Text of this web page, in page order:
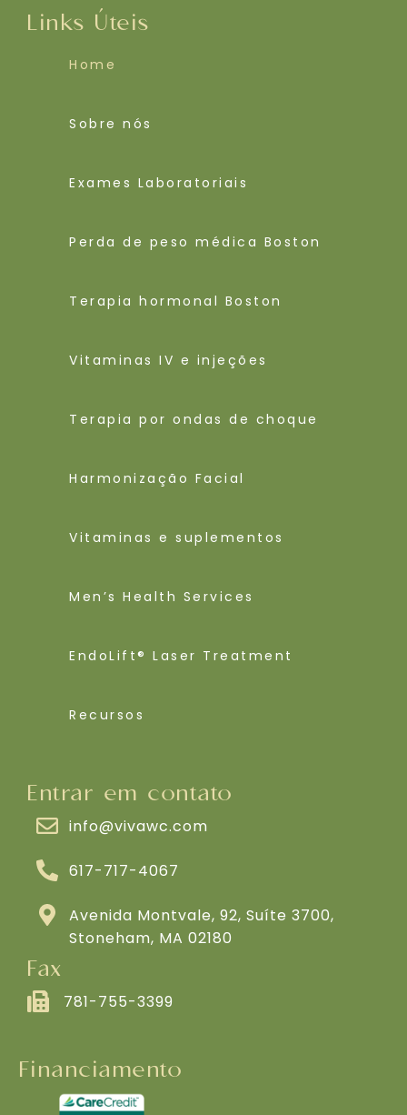
Links Úteis
Home
Sobre nós
Exames Laboratoriais
Perda de peso médica Boston
Terapia hormonal Boston
Vitaminas IV e injeções
Terapia por ondas de choque
Harmonização Facial
Vitaminas e suplementos
Men’s Health Services
EndoLift® Laser Treatment
Recursos
Entrar em contato
info@vivawc.com
617-717-4067
Avenida Montvale, 92, Suíte 3700,
Stoneham, MA 02180
Fax
781-755-3399
Financiamento